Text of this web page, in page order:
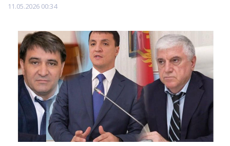
11.05.2026 00:34